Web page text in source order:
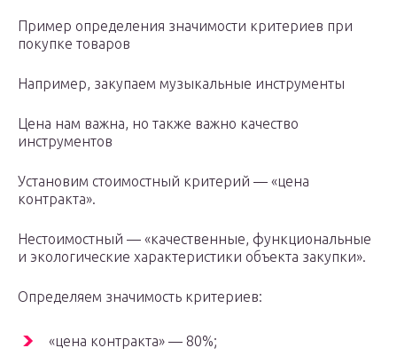
Пример определения значимости критериев при
покупке товаров
Например, закупаем музыкальные инструменты
Цена нам важна, но также важно качество
инструментов
Установим стоимостный критерий — «цена
контракта».
Нестоимостный — «качественные, функциональные
и экологические характеристики объекта закупки».
Определяем значимость критериев:
«цена контракта» — 80%;